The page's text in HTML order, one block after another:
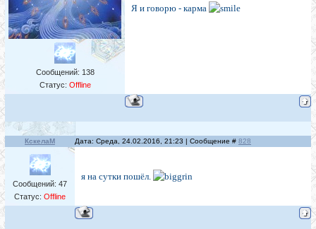
Сообщений: 138
Статус: Offline
Я и говорю - карма
КскелаМ Дата: Среда, 24.02.2016, 21:23 | Сообщение # 828
Сообщений: 47
Статус: Offline
я на сутки пошёл.